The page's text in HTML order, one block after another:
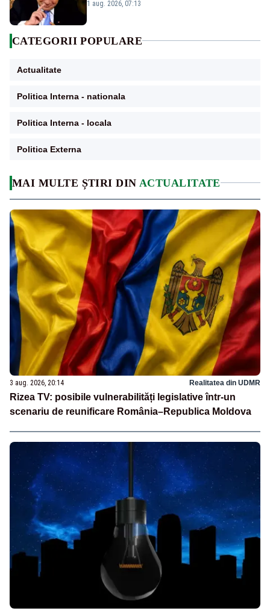
MAI MULTE ȘTIRI DIN ACTUALITATE
3 aug. 2026, 20:14 Realitatea din UDMR
Rizea TV: posibile vulnerabilități legislative într-un
scenariu de reunificare România–Republica Moldova
fii prost, se uită la România
1 aug. 2026, 07:13
CATEGORII POPULARE
Actualitate
Politica Interna - nationala
Politica Interna - locala
Politica Externa